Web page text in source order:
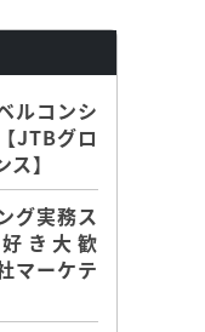
ルコンシ
JTBグロ
】
グ実務ス
き大歓
マーケテ